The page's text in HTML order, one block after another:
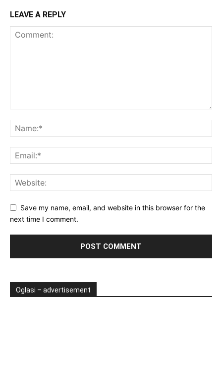
LEAVE A REPLY
Save my name, email, and website in this browser for the
next time I comment.
Oglasi – advertisement